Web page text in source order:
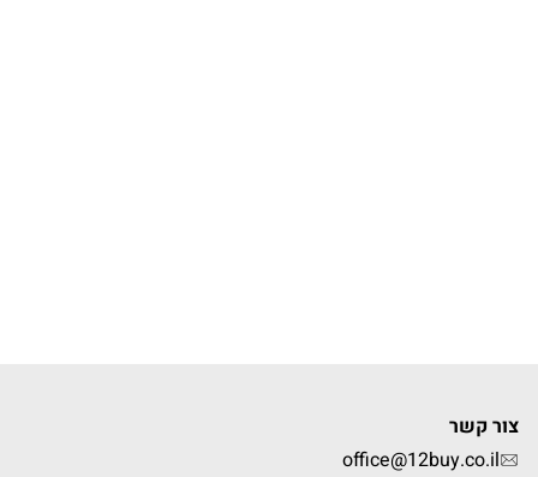
צור קשר
office@12buy.co.il